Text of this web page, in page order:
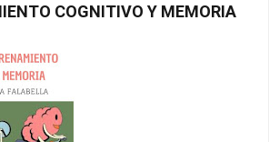
COGNITIVO Y MEMORIA